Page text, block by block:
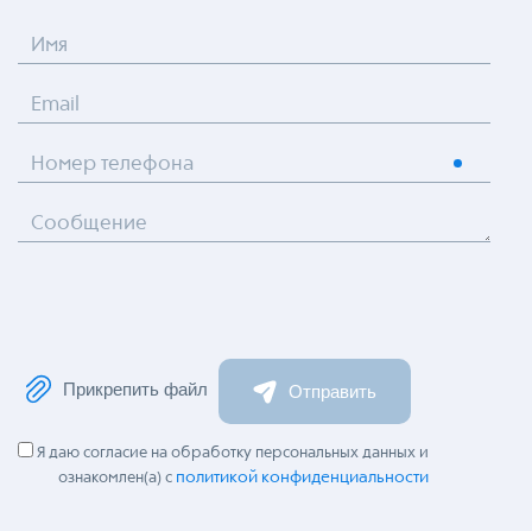
Имя
Email
Номер телефона
Сообщение
Прикрепить файл Отправить
Я даю согласие на обработку персональных данных и
ознакомлен(а) с политикой конфиденциальности